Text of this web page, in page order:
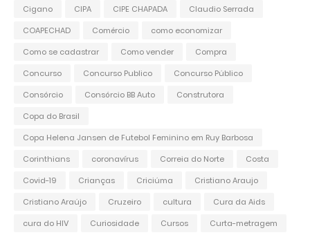
Cigano
CIPA CIPE CHAPADA
Claudio Serrada
COAPECHAD
Comércio
como economizar
Como se cadastrar
Como vender
Compra
Concurso
Concurso Publico
Concurso Público
Consórcio
Consórcio BB Auto
Construtora
Copa do Brasil
Copa Helena Jansen de Futebol Feminino em Ruy Barbosa
Corinthians
coronavírus Correia do Norte
Costa
Covid-19
Crianças Criciúma
Cristiano Araujo
Cristiano Araújo
Cruzeiro cultura
Cura da Aids
cura do HIV
Curiosidade Cursos
Curta-metragem